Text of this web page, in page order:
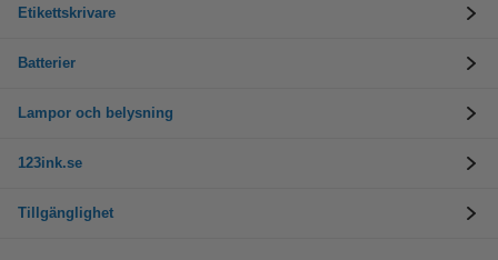
Etikettskrivare
Batterier
Lampor och belysning
123ink.se
Tillgänglighet